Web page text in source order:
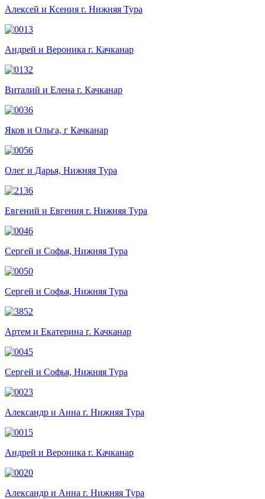
Алексей и Ксения г. Нижняя Тура
Андрей и Вероника г. Качканар
Виталий и Елена г. Качканар
Яков и Ольга, г Качканар
Олег и Дарья, Нижняя Тура
Евгений и Евгения г. Нижняя Тура
Сергей и Софья, Нижняя Тура
Сергей и Софья, Нижняя Тура
Артем и Екатерина г. Качканар
Сергей и Софья, Нижняя Тура
Александр и Анна г. Нижняя Тура
Андрей и Вероника г. Качканар
Александр и Анна г. Нижняя Тура